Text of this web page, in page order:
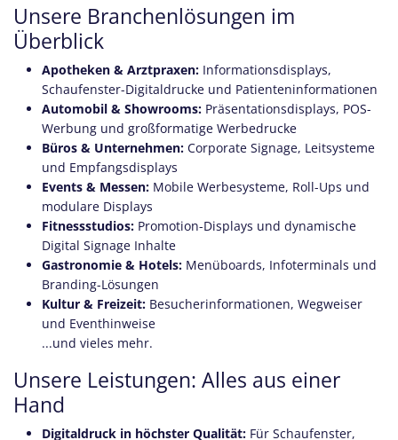
Unsere Branchenlösungen im
Überblick
Apotheken & Arztpraxen: Informationsdisplays,
Schaufenster-Digitaldrucke und Patienteninformationen
Automobil & Showrooms: Präsentationsdisplays, POS-
Werbung und großformatige Werbedrucke
Büros & Unternehmen: Corporate Signage, Leitsysteme
und Empfangsdisplays
Events & Messen: Mobile Werbesysteme, Roll-Ups und
modulare Displays
Fitnessstudios: Promotion-Displays und dynamische
Digital Signage Inhalte
Gastronomie & Hotels: Menüboards, Infoterminals und
Branding-Lösungen
Kultur & Freizeit: Besucherinformationen, Wegweiser
und Eventhinweise
...und vieles mehr.
Unsere Leistungen: Alles aus einer
Hand
Digitaldruck in höchster Qualität: Für Schaufenster,